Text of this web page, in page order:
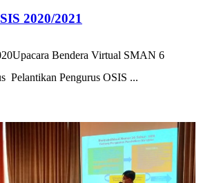
2020/2021
Bendera Virtual SMAN 6
Pelantikan Pengurus OSIS ...